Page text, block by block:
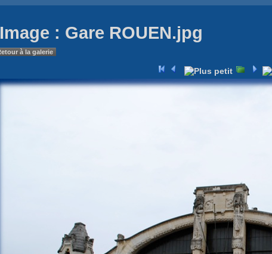
Image : Gare ROUEN.jpg
à la galerie